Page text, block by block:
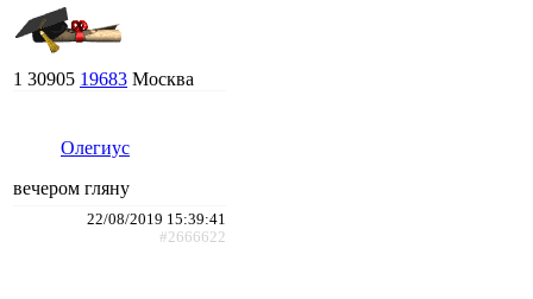
1 30905 19683 Москва
Олегиус
вечером гляну
22/08/2019 15:39:41
#2666622